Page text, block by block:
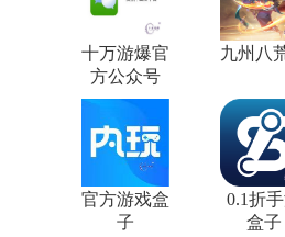
十万游爆官
方公众号
九州八
官方游戏盒
子
0.1折
盒子